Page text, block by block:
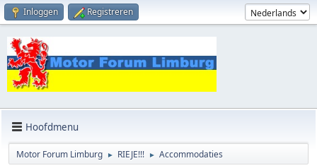
Inloggen Registreren
Hoofdmenu
Motor Forum Limburg ► RIEJE!!! ► Accommodaties